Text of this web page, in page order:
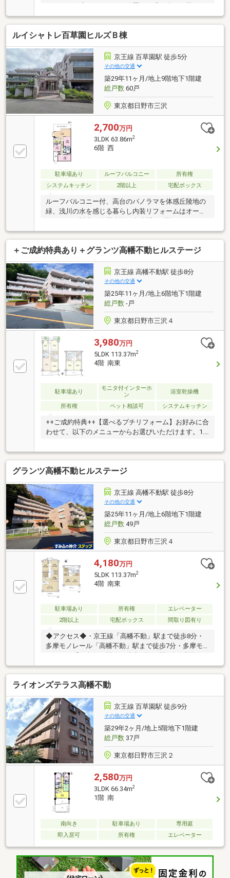
リフォーム済みでとっても綺麗！・緑が多く、風が気
持ちいい！・南向きで日当たり良好！・バルコニーが
とても広い！・照明が多く室内が明るい！・ひろくゆ
ったりとした玄関スペース！・全１２棟 220世帯の
BIGコミュニティー！＝＝周辺＝＝・食品の店おお
た 徒歩５分・京王ストア高幡店 徒歩８分・ファミ
リーマート日野高幡店 徒歩４分・セブンイレブン日
野高幡不動駅前店 徒歩４分・マツモトキヨシ 徒歩
４分・ザ・ダイソー 徒歩６分・京王高幡ショッピン
グセンター 徒歩８分
ルイシャトレ百草園ヒルズＢ棟
京王線 百草園駅 徒歩5分
その他の交通
築29年11ヶ月/地上9階地下1階建
総戸数60戸
東京都日野市三沢
2,700万円
3LDK 63.86m2
6階 西
駐車場あり ルーフバルコニー
所有権
システムキッチン
2階以上 宅配ボックス
ルーフバルコニー付、高台のパノラマを体感丘陵地の
緑、浅川の水を感じる暮らし内装リフォームはオーダ
ームに対応エステート白馬国分寺店には白馬建設国分
寺営業所が併設リフォームプランナーが常駐していま
す、内装リフォーム、リノベーションなどを幅広くご
提案します
＋ご成約特典あり＋グランツ高幡不動ヒルステージ
京王線 高幡不動駅 徒歩8分
その他の交通
築25年11ヶ月/地上6階地下1階建
総戸数-戸
東京都日野市三沢４
3,980万円
5LDK 113.37m2
4階 南東
駐車場あり
モニタ付インターホ
ン
浴室乾燥機
所有権 ペット相談可 システムキッチン
++ご成約特典++【選べるプチリフォーム】お好みに合
わせて、以下のメニューからお選びいただけます。1.
ントクロス張替え4.クッションフロア張替え5.シャワ
ートイレ交換6.排水口高圧洗浄...他※販売価格により適
用や組み合わせが変わります。※リフォーム工事費に
充当することも可能です。※物件の構造上実施できな
いものもあります。【あんしんサポート】既存設備が
万が一故障した場合、修理費の一部が保証されま
す。・給湯器・ガスコンロ・キッチン水栓...他※経過年
数によります。上記各詳細は担当営業にお尋ねくださ
い。
グランツ高幡不動ヒルステージ
京王線 高幡不動駅 徒歩8分
その他の交通
築25年11ヶ月/地上6階地下1階建
総戸数49戸
東京都日野市三沢４
4,180万円
5LDK 113.37m2
4階 南東
駐車場あり 所有権
エレベーター
2階以上
宅配ボックス 間取り図有り
◆アクセス◆・京王線「高幡不動」駅まで徒歩8分・
多摩モノレール「高幡不動」駅まで徒歩7分・多摩モ
能です。◆物件概要◆・専有面積：113.37㎡ ・間取
り：5ＬＤＫ・構造：鉄筋コンクリート造地下1階付6
階建 所在階4階・築年月：2000年10月築・総戸数：
49戸・ペット飼育可（飼育細則あり）
ライオンズテラス高幡不動
京王線 百草園駅 徒歩9分
その他の交通
築29年2ヶ月/地上5階地下1階建
総戸数37戸
東京都日野市三沢２
2,580万円
3LDK 66.34m2
1階 南
南向き 駐車場あり
専用庭
即入居可
所有権 エレベーター